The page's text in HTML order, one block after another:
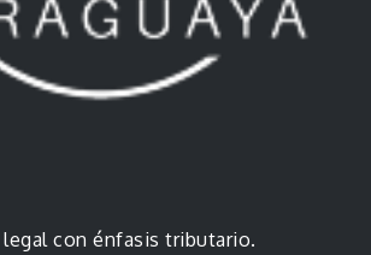
con énfasis tributario.